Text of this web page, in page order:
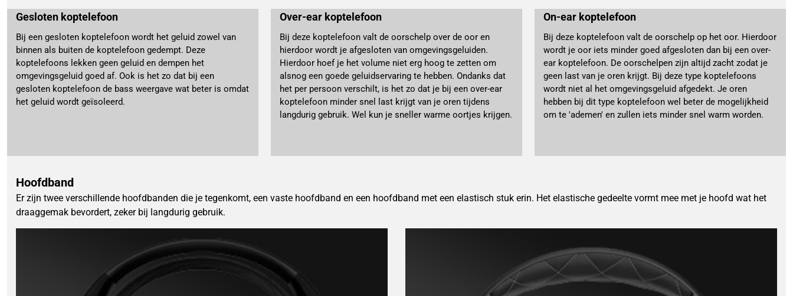
Gesloten koptelefoon
Bij een gesloten koptelefoon wordt het geluid zowel van
binnen als buiten de koptelefoon gedempt. Deze
koptelefoons lekken geen geluid en dempen het
omgevingsgeluid goed af. Ook is het zo dat bij een
gesloten koptelefoon de bass weergave wat beter is omdat
het geluid wordt geïsoleerd.
Over-ear koptelefoon
Bij deze koptelefoon valt de oorschelp over de oor en
hierdoor wordt je afgesloten van omgevingsgeluiden.
Hierdoor hoef je het volume niet erg hoog te zetten om
alsnog een goede geluidservaring te hebben. Ondanks dat
het per persoon verschilt, is het zo dat je bij een over-ear
koptelefoon minder snel last krijgt van je oren tijdens
langdurig gebruik. Wel kun je sneller warme oortjes krijgen.
On-ear koptelefoon
Bij deze koptelefoon valt de oorschelp op het oor. Hierdoor
wordt je oor iets minder goed afgesloten dan bij een over-
ear koptelefoon. De oorschelpen zijn altijd zacht zodat je
geen last van je oren krijgt. Bij deze type koptelefoons
wordt niet al het omgevingsgeluid afgedekt. Je oren
hebben bij dit type koptelefoon wel beter de mogelijkheid
om te 'ademen' en zullen iets minder snel warm worden.
Hoofdband
Er zijn twee verschillende hoofdbanden die je tegenkomt, een vaste hoofdband en een hoofdband met een elastisch stuk erin. Het elastische gedeelte vormt mee met je hoofd wat het
draaggemak bevordert, zeker bij langdurig gebruik.